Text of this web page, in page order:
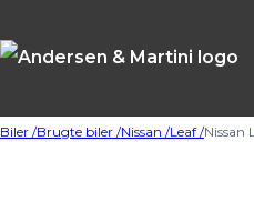
Biler /Brugte biler /Nissan /Leaf /Nissan